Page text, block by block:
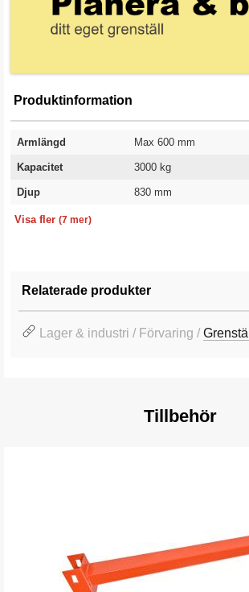
Produktinformation
Armlängd Max 600 mm
Kapacitet 3000 kg
Djup
830 mm
Visa fler (7 mer)
Relaterade produkter
Lager & industri / Förvaring /Grenställ
Tillbehör